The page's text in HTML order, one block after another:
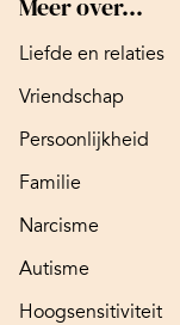
Meer over...
Liefde en relaties
Vriendschap
Persoonlijkheid
Familie
Narcisme
Autisme
Hoogsensitiviteit